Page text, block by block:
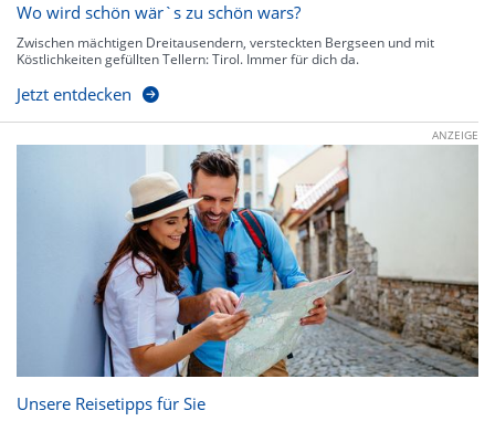
Wo wird schön wär`s zu schön wars?
Zwischen mächtigen Dreitausendern, versteckten Bergseen und mit
Köstlichkeiten gefüllten Tellern: Tirol. Immer für dich da.
Jetzt entdecken
ANZEIGE
Unsere Reisetipps für Sie